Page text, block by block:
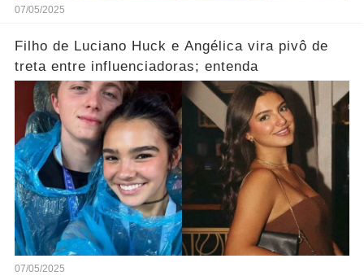
07/05/2025
Filho de Luciano Huck e Angélica vira pivô de
treta entre influenciadoras; entenda
07/05/2025